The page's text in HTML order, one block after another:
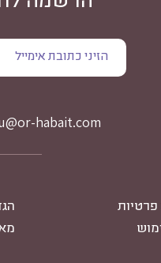
habait.com
פרטיות